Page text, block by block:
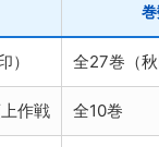
） 全27巻（秋
作戦 全10巻